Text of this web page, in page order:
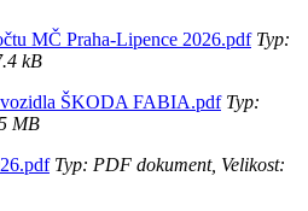
MČ Praha-Lipence 2026.pdfTyp:
kB
vozidla ŠKODA FABIA.pdfTyp:
MB
Typ: PDF dokument, Velikost: